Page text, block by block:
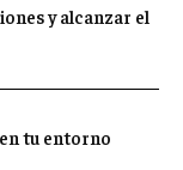
y alcanzar el
tu entorno